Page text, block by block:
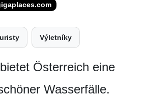
Turisty Výletníky
Österreich eine
Wasserfälle.